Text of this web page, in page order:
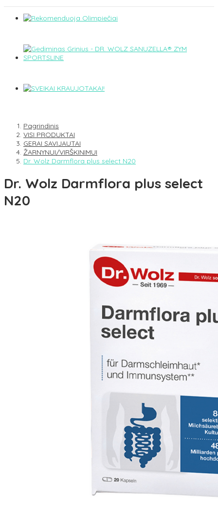
Pagrindinis
VISI PRODUKTAI
GERAI SAVIJAUTAI
ŽARNYNUI/VIRŠKINIMUI
Dr. Wolz Darmflora plus select N20
Dr. Wolz Darmflora plus select
N20